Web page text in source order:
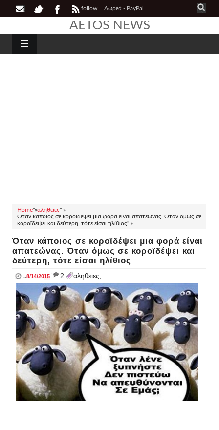
follow Δωρεά - PayPal
AETOS NEWS
☰
Home"»αληθειες" »
Όταν κάποιος σε κοροϊδέψει μια φορά είναι απατεώνας. Όταν όμως σε
κοροϊδέψει και δεύτερη, τότε είσαι ηλίθιος" »
Όταν κάποιος σε κοροϊδέψει μια φορά είναι
απατεώνας. Όταν όμως σε κοροϊδέψει και
δεύτερη, τότε είσαι ηλίθιος
..8/14/2015 _ 2 αληθειες,